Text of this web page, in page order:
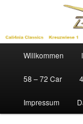
wechselnCali4nia
Ersatzteile für
Willkommen
58 – 72 Car
Impressum